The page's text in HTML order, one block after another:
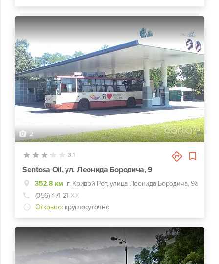
2
3.1
Sentosa Oil, ул. Леонида Бородича, 9
352.8 км г. Кривой Рог, улица Леонида Бородича, 9а
(056) 471-21-ХХ
Открыто: круглосуточно